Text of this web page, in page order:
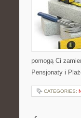
pomogą Ci
Pensjonaty i
CATEGORIES: